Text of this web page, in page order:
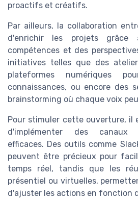
proactifs et créatifs.
Par ailleurs, la collaboration
d'enrichir les projets
compétences et des
initiatives telles que des
plateformes numériques
connaissances, ou encore des
brainstorming où chaque voix
Pour stimuler cette ouverture, il
d'implémenter des canaux
efficaces. Des outils comme
peuvent être précieux pour
temps réel, tandis que les
présentiel ou virtuelles,
d'ajuster les actions en fonction